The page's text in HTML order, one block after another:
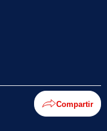
Compartir